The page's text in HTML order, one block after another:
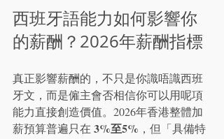
西班牙語能力如何影響你
的薪酬？2026年薪酬指標
真正影響薪酬的，不只是你識唔識西班
牙文，而是僱主會否相信你可以用呢項
能力直接創造價值。2026年香港整體加
薪預算普遍只在 3%至5% ，但「具備特